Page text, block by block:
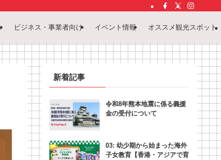
ビジネス・事業者向け イベント情報 オススメ観光スポット
新着記事
令和8年熊本地震に係る義援
金の受付について
03: 幼少期から始まった海外
子女教育【香港・アジアで育